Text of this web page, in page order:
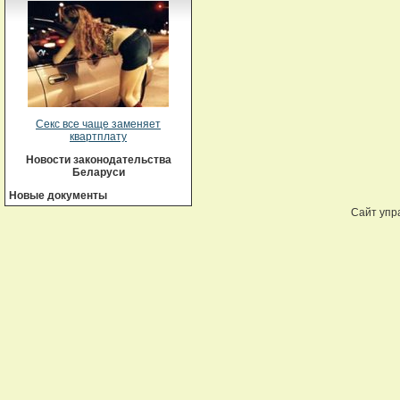
Секс все чаще заменяет
квартплату
Новости законодательства
Беларуси
Новые документы
Сайт